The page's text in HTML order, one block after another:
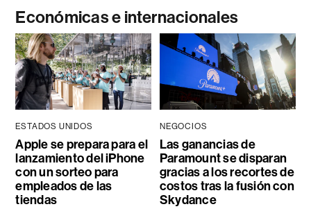
Económicas e internacionales
ESTADOS UNIDOS
Apple se prepara para el
lanzamiento del iPhone
con un sorteo para
empleados de las
tiendas
NEGOCIOS
Las ganancias de
Paramount se disparan
gracias a los recortes de
costos tras la fusión con
Skydance